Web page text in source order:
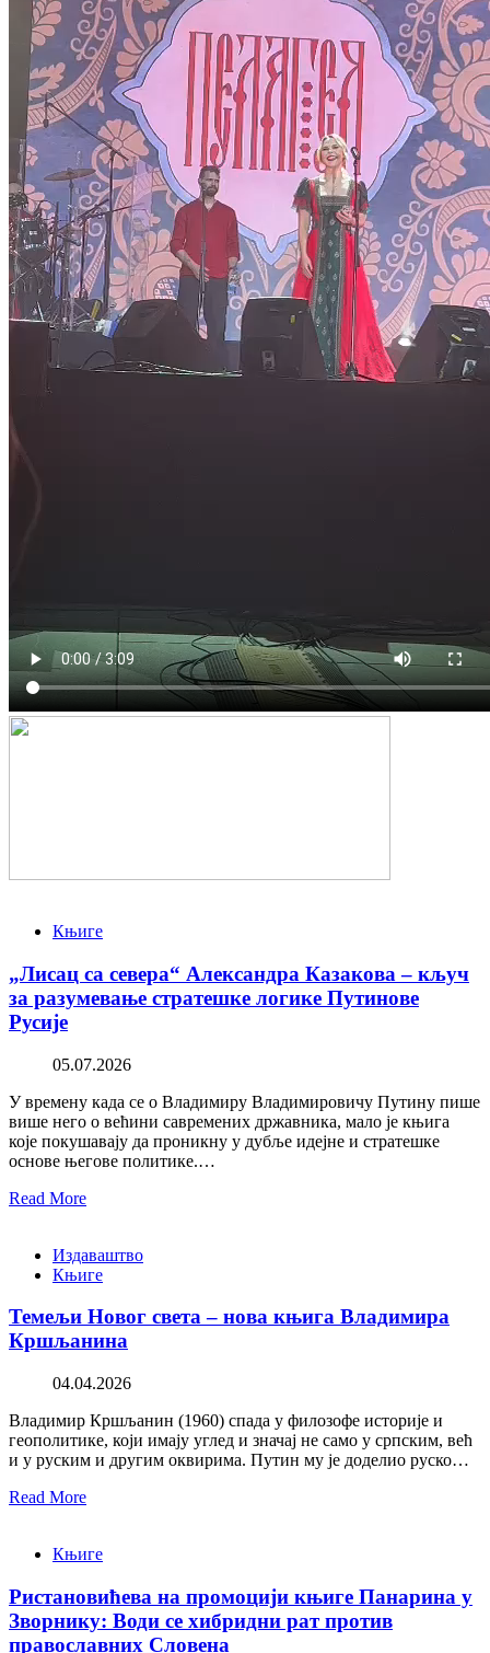
Књиге
„Лисац са севера“ Александра Казакова – кључ
за разумевање стратешке логике Путинове
Русије
05.07.2026
У времену када се о Владимиру Владимировичу Путину пише
више него о већини савремених државника, мало је књига
које покушавају да проникну у дубље идејне и стратешке
основе његове политике.…
Read More
Издаваштво
Књиге
Темељи Новог света – нова књига Владимира
Кршљанина
04.04.2026
Владимир Кршљанин (1960) спада у филозофе историје и
геополитике, који имају углед и значај не само у српским, већ
и у руским и другим оквирима. Путин му је доделио руско…
Read More
Књиге
Ристановићева на промоцији књиге Панарина у
Зворнику: Води се хибридни рат против
православних Словена